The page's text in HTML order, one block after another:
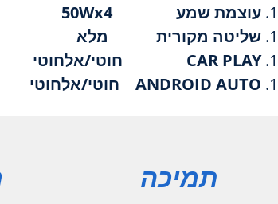
עוצמת שמע 50Wx4
שליטה מקורית מלא
CAR PLAY חוטי/אלחוטי
ANDROID AUTO חוטי/אלחוטי
תמיכה